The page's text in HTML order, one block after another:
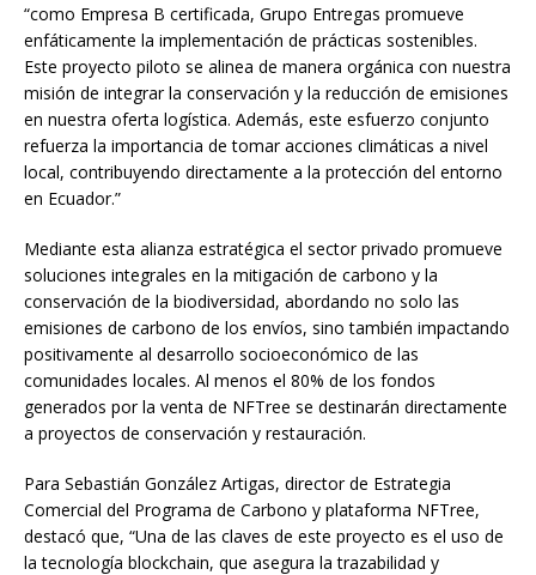
“como Empresa B certificada, Grupo Entregas promueve
enfáticamente la implementación de prácticas sostenibles.
Este proyecto piloto se alinea de manera orgánica con nuestra
misión de integrar la conservación y la reducción de emisiones
en nuestra oferta logística. Además, este esfuerzo conjunto
refuerza la importancia de tomar acciones climáticas a nivel
local, contribuyendo directamente a la protección del entorno
en Ecuador.”
Mediante esta alianza estratégica el sector privado promueve
soluciones integrales en la mitigación de carbono y la
conservación de la biodiversidad, abordando no solo las
emisiones de carbono de los envíos, sino también impactando
positivamente al desarrollo socioeconómico de las
comunidades locales. Al menos el 80% de los fondos
generados por la venta de NFTree se destinarán directamente
a proyectos de conservación y restauración.
Para Sebastián González Artigas, director de Estrategia
Comercial del Programa de Carbono y plataforma NFTree,
destacó que, “Una de las claves de este proyecto es el uso de
la tecnología blockchain, que asegura la trazabilidad y